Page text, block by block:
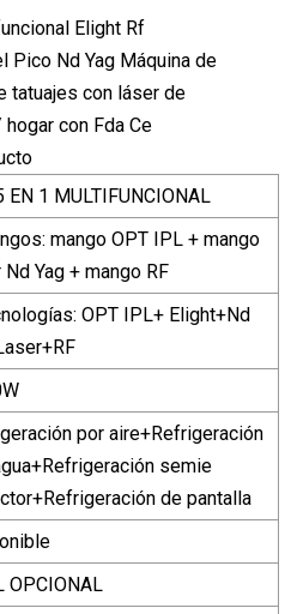
Elight Rf
Pico Nd Yag Máquina de
tatuajes con láser de
con Fda Ce
EN 1 MULTIFUNCIONAL
mango OPT IPL + mango
Yag + mango RF
OPT IPL+ Elight+Nd
por aire+Refrigeración
semie
de pantalla
OPCIONAL